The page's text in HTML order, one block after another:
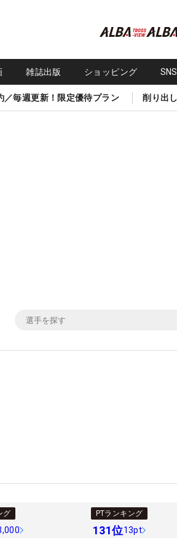
雑誌出版 ショッピング
／毎週更新！限定優待プラン 削り出
グ PTランキング
131位13pt